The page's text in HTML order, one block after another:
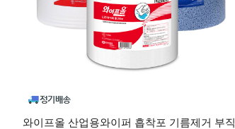
와이프올 산업용와이퍼 흡착포 기름제거 부직